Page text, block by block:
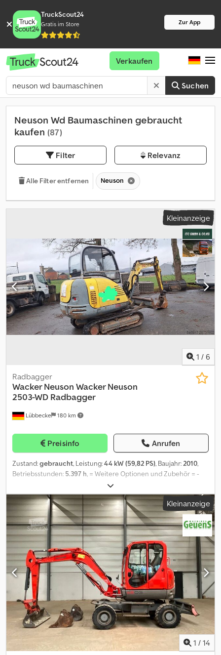
TruckScout24
Gratis im Store Zur App
Suchen
Verkaufen
Neuson Wd Baumaschinen gebraucht
kaufen (87)
Filter Relevanz
Alle Filter entfernen Neuson
Kleinanzeige
1 / 6
Lübbecke 180 km
Radbagger
Wacker Neuson Wacker Neuson
2503-WD Radbagger
Preisinfo Anrufen
Zustand:gebraucht, Leistung:44 kW (59,82 PS), Baujahr:2010,
Betriebsstunden: 5.397 h, = Weitere Optionen und Zubehör = -
Reserverad = Anmerkungen = Neuson Wacker Neuson 2503-WD
Radbagger Wacker Neuson 6503-WD Radbagger idnr 241
Knickarm Schnellwechsler MS 08 Grabenlöffel 140cm
schwenkbar Tieflöffel 40 cm mit Schneiden Cedpfsx Hrq Iex
Alcsrf enkte Vorderachse pendelnd aufgehängt mit etierung
Yanmar Motor mit 44,4 KW Reifen gut 2 Fahrgeschwindigkeiten
Four-wheel drive Road Licence = Weitere Informationen =
Antrieb: Rad Motormarke: Yanmar Verkaufspreis: € 22.000,
US$ 25.630
Kleinanzeige
1 / 14